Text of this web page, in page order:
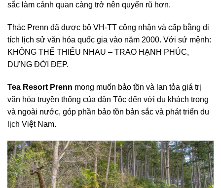
sắc làm cảnh quan càng trở nên quyến rũ hơn.
Thác Prenn đã được bộ VH-TT công nhận và cấp bằng di
tích lịch sử văn hóa quốc gia vào năm 2000. Với sứ mệnh:
KHÔNG THỂ THIẾU NHAU – TRAO HẠNH PHÚC,
DỰNG ĐỜI ĐẸP.
Tea Resort Prenn mong muốn bảo tồn và lan tỏa giá trị
văn hóa truyền thống của dân Tộc đến với du khách trong
và ngoài nước, góp phần bảo tồn bản sắc và phát triển du
lịch Việt Nam.